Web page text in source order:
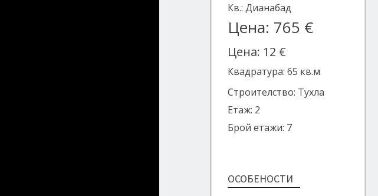
Кв.:Дианабад
Цена: 765 €
Цена: 12 €
Квадратура:65 кв.м
Строителство: Тухла
Етаж: 2
Брой етажи: 7
ОСОБЕНОСТИ